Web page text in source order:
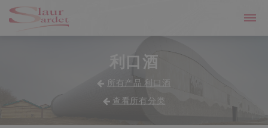
利口酒
所有产品 利口酒
查看所有分类